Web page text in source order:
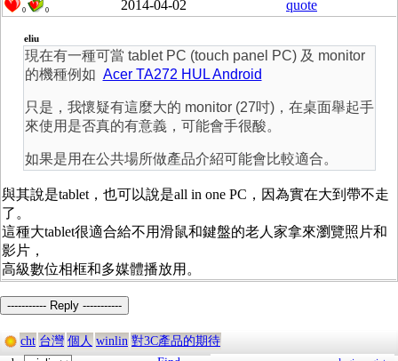
0 0 2014-04-02 quote
eliu
現在有一種可當 tablet PC (touch panel PC) 及 monitor
的機種例如 Acer TA272 HUL Android
只是，我懷疑有這麼大的 monitor (27吋)，在桌面舉起手
來使用是否真的有意義，可能會手很酸。
如果是用在公共場所做產品介紹可能會比較適合。
與其說是tablet，也可以說是all in one PC，因為實在大到帶不走
了。
這種大tablet很適合給不用滑鼠和鍵盤的老人家拿來瀏覽照片和
影片，
高級數位相框和多媒體播放用。
----------- Reply -----------
cht 台灣 個人 winlin 對3C產品的期待